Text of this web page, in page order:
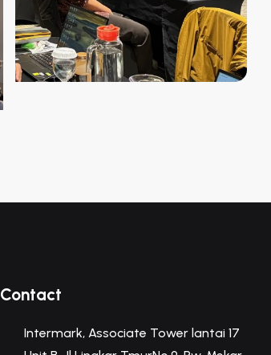
Contact
Intermark, Associate Tower lantai 17